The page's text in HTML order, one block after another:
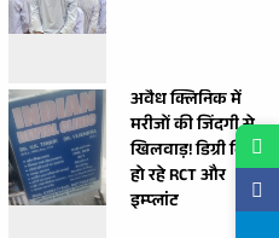
अवैध क्लिनिक में
मरीजों की जिंदगी से
खिलवाड़! डिग्री बिना
हो रहे RCT और
इम्प्लांट